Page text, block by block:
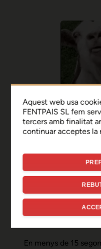
Ep,
Sembla
error de
En menys de 15
Aquest web usa
FENTPAIS SL fem
tercers amb finalitat
continuar acceptes la